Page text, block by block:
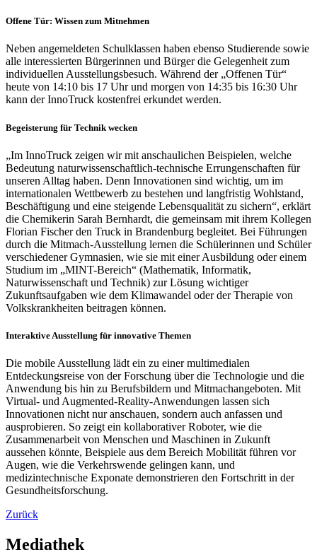
Offene Tür: Wissen zum Mitnehmen
Neben angemeldeten Schulklassen haben ebenso Studierende sowie
alle interessierten Bürgerinnen und Bürger die Gelegenheit zum
individuellen Ausstellungsbesuch. Während der „Offenen Tür“
heute von 14:10 bis 17 Uhr und morgen von 14:35 bis 16:30 Uhr
kann der InnoTruck kostenfrei erkundet werden.
Begeisterung für Technik wecken
„Im InnoTruck zeigen wir mit anschaulichen Beispielen, welche
Bedeutung naturwissenschaftlich-technische Errungenschaften für
unseren Alltag haben. Denn Innovationen sind wichtig, um im
internationalen Wettbewerb zu bestehen und langfristig Wohlstand,
Beschäftigung und eine steigende Lebensqualität zu sichern“, erklärt
die Chemikerin Sarah Bernhardt, die gemeinsam mit ihrem Kollegen
Florian Fischer den Truck in Brandenburg begleitet. Bei Führungen
durch die Mitmach-Ausstellung lernen die Schülerinnen und Schüler
verschiedener Gymnasien, wie sie mit einer Ausbildung oder einem
Studium im „MINT-Bereich“ (Mathematik, Informatik,
Naturwissenschaft und Technik) zur Lösung wichtiger
Zukunftsaufgaben wie dem Klimawandel oder der Therapie von
Volkskrankheiten beitragen können.
Interaktive Ausstellung für innovative Themen
Die mobile Ausstellung lädt ein zu einer multimedialen
Entdeckungsreise von der Forschung über die Technologie und die
Anwendung bis hin zu Berufsbildern und Mitmachangeboten. Mit
Virtual- und Augmented-Reality-Anwendungen lassen sich
Innovationen nicht nur anschauen, sondern auch anfassen und
ausprobieren. So zeigt ein kollaborativer Roboter, wie die
Zusammenarbeit von Menschen und Maschinen in Zukunft
aussehen könnte, Beispiele aus dem Bereich Mobilität führen vor
Augen, wie die Verkehrswende gelingen kann, und
medizintechnische Exponate demonstrieren den Fortschritt in der
Gesundheitsforschung.
Zurück
Mediathek